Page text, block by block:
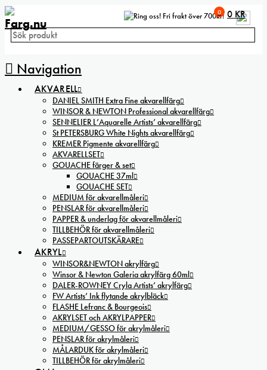
Fri frakt över 700kr!
Navigation
0 0 KR
AKVARELL
DANIEL SMITH Extra Fine akvarellfärg
WINSOR & NEWTON Professional akvarellfärg
SENNELIER L’Aquarelle Artists’ akvarellfärg
St PETERSBURG White Nights akvarellfärg
KREMER Pigmente akvarellfärg
AKVARELLSET
GOUACHE färger & set
GOUACHE 37ml
GOUACHE SET
MEDIUM för akvarellmåleri
PENSLAR för akvarellmåleri
PAPPER & underlag för akvarellmåleri
TILLBEHÖR för akvarellmåleri
PASSEPARTOUTSKÄRARE
AKRYL
WINSOR&NEWTON akrylfärg
Winsor & Newton Galeria akrylfärg 60ml
DALER-ROWNEY Cryla Artists’ akrylfärg
FW Artists’ Ink flytande akrylbläck
FLASHE Lefranc & Bourgeois
AKRYLSET och AKRYLPAPPER
MEDIUM/GESSO för akrylmåleri
PENSLAR för akrylmåleri
MÅLARDUK för akrylmåleri
TILLBEHÖR för akrylmåleri